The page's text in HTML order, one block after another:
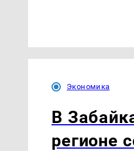
Экономика
В
регионе